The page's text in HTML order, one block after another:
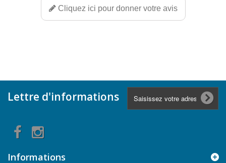
Cliquez ici pour donner votre avis
Lettre d'informations
Informations